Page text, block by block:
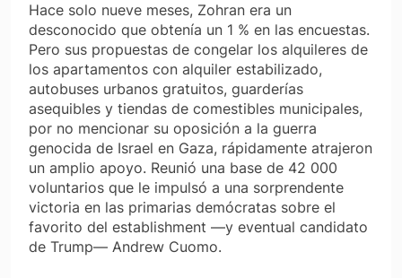
Hace solo nueve meses, Zohran era un
desconocido que obtenía un 1 % en las encuestas.
Pero sus propuestas de congelar los alquileres de
los apartamentos con alquiler estabilizado,
autobuses urbanos gratuitos, guarderías
asequibles y tiendas de comestibles municipales,
por no mencionar su oposición a la guerra
genocida de Israel en Gaza, rápidamente atrajeron
un amplio apoyo. Reunió una base de 42 000
voluntarios que le impulsó a una sorprendente
victoria en las primarias demócratas sobre el
favorito del establishment —y eventual candidato
de Trump— Andrew Cuomo.